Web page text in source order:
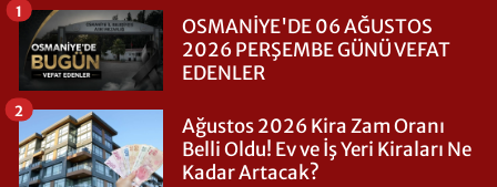
OSMANİYE'DE 06 AĞUSTOS
2026 PERŞEMBE GÜNÜ VEFAT
EDENLER
1
Ağustos 2026 Kira Zam Oranı
Belli Oldu! Ev ve İş Yeri Kiraları Ne
Kadar Artacak?
2